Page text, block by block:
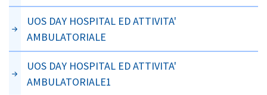
UOS DAY HOSPITAL ED ATTIVITA'
AMBULATORIALE
UOS DAY HOSPITAL ED ATTIVITA'
AMBULATORIALE1